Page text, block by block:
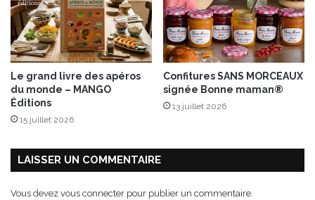
Le grand livre des apéros
du monde – MANGO
Éditions
15 juillet 2026
Confitures SANS MORCEAUX
signée Bonne maman®
13 juillet 2026
LAISSER UN COMMENTAIRE
Vous devez vous connecter pour publier un commentaire.